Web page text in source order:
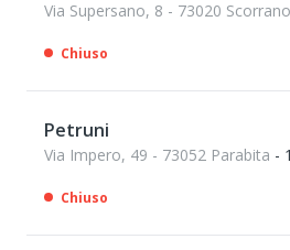
Via Supersano, 8 - 73020 Scorrano
Chiuso
Petruni
Via Impero, 49 - 73052 Parabita -
Chiuso